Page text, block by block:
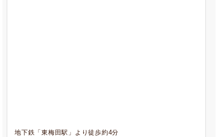
地下鉄「東梅田駅」より徒歩約4分